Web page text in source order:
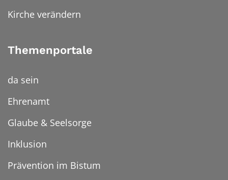
Kirche verändern
Themenportale
da sein
Ehrenamt
Glaube & Seelsorge
Inklusion
Prävention im Bistum